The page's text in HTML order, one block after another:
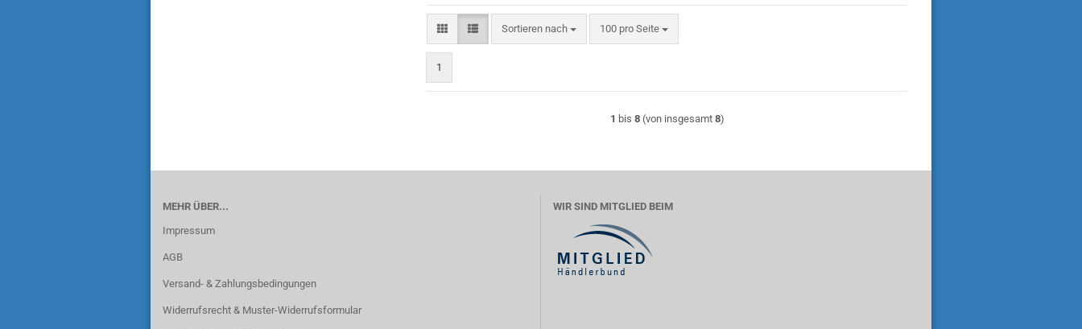
Sortieren nach
Sortieren nach 100 pro Seite
pro Seite
1
1 bis 8(von insgesamt 8)
MEHR ÜBER...
Impressum
AGB
Versand- & Zahlungsbedingungen
Widerrufsrecht & Muster-Widerrufsformular
WIR SIND MITGLIED BEIM